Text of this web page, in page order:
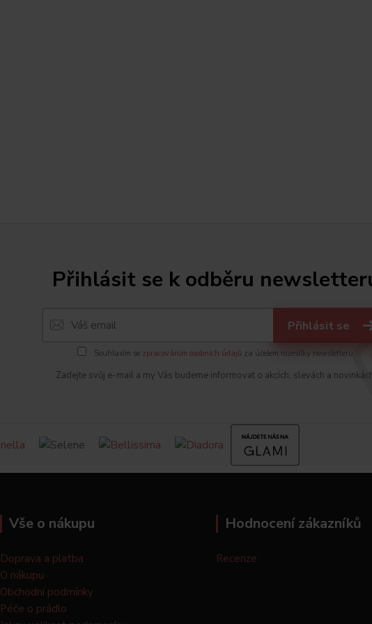
Přihlásit se k odběru
Přihlásit se
Souhlasím se zpracováním osobních údajů za účelem rozesílky newsletteru.
Zadejte svůj e-mail a my Vás budeme informovat o akcích, slevách a
Vše o nákupu
Doprava a platba
O nákupu
Obchodní podmínky
Péče o prádlo
Hodnocení zákazníků
Recenze